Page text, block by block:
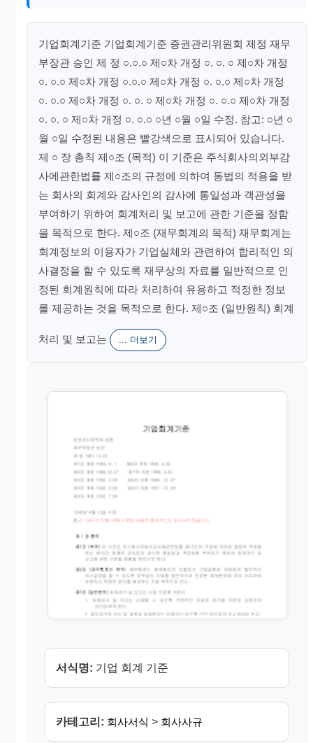
기업회계기준 기업회계기준 증권관리위원회 제정 재무
부장관 승인 제 정 ○.○.○ 제○차 개정 ○. ○. ○ 제○차 개정
○. ○.○ 제○차 개정 ○.○.○ 제○차 개정 ○. ○.○ 제○차 개정
○. ○.○ 제○차 개정 ○. ○. ○ 제○차 개정 ○. ○.○ 제○차 개정
○. ○. ○ 제○차 개정 ○. ○.○ ○년 ○월 ○일 수정. 참고: ○년 ○
월 ○일 수정된 내용은 빨강색으로 표시되어 있습니다.
제 ○ 장 총칙 제○조 (목적) 이 기준은 주식회사의외부감
사에관한법률 제○조의 규정에 의하여 동법의 적용을 받
는 회사의 회계와 감사인의 감사에 통일성과 객관성을
부여하기 위하여 회계처리 및 보고에 관한 기준을 정함
을 목적으로 한다. 제○조 (재무회계의 목적) 재무회계는
회계정보의 이용자가 기업실체와 관련하여 합리적인 의
사결정을 할 수 있도록 재무상의 자료를 일반적으로 인
정된 회계원칙에 따라 처리하여 유용하고 적정한 정보
를 제공하는 것을 목적으로 한다. 제○조 (일반원칙) 회계
처리 및 보고는 ... 더보기
서식명: 기업 회계 기준
카테고리: 회사서식 > 회사사규